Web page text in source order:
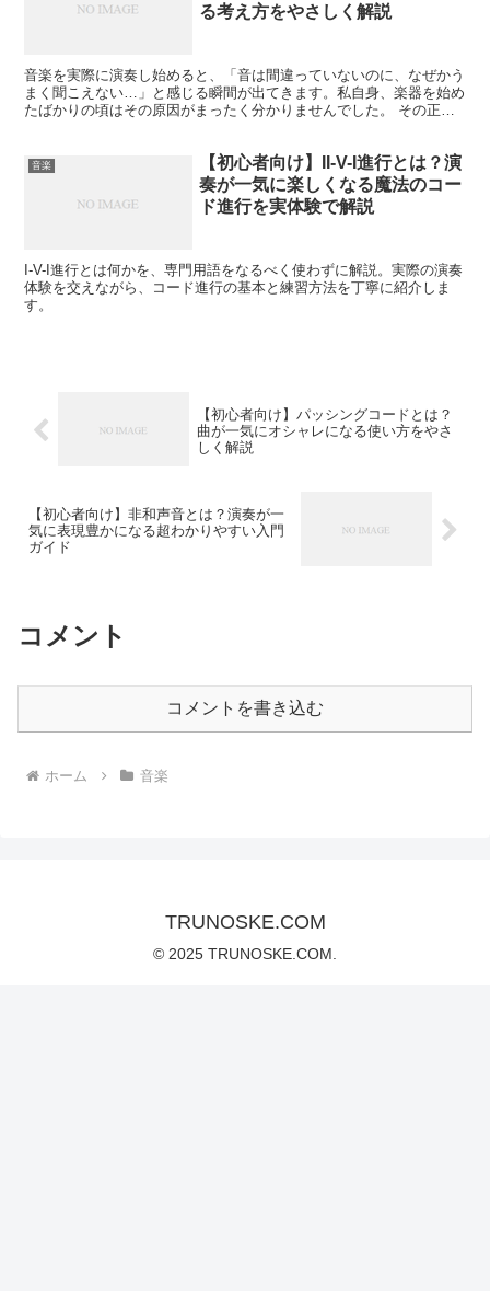
る考え方をやさしく解説
音楽を実際に演奏し始めると、「音は間違っていないのに、なぜかう
まく聞こえない…」と感じる瞬間が出てきます。私自身、楽器を始め
たばかりの頃はその原因がまったく分かりませんでした。 その正体
音楽
【初心者向け】II-V-I進行とは？演
奏が一気に楽しくなる魔法のコー
ド進行を実体験で解説
I-V-I進行とは何かを、専門用語をなるべく使わずに解説。実際の演奏
体験を交えながら、コード進行の基本と練習方法を丁寧に紹介しま
す。
【初心者向け】パッシングコードとは？
曲が一気にオシャレになる使い方をやさ
しく解説
【初心者向け】非和声音とは？演奏が一
気に表現豊かになる超わかりやすい入門
ガイド
コメント
コメントを書き込む
ホーム 音楽
TRUNOSKE.COM
© 2025 TRUNOSKE.COM.